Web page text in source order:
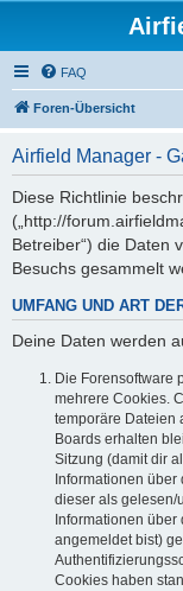
FAQ
Foren-Übersicht
Airfield Manager -
Diese Richtlinie
(„http://
Betreiber“) die Daten
Besuchs gesammelt
UMFANG UND ART
Deine Daten werden
Die Forensoftware
mehrere Cookies.
temporäre Dateien
Boards erhalten
Sitzung (damit dir
Informationen
dieser als gelesen/
Informationen
angemeldet bist)
Cookies haben